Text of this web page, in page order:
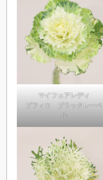
マイフェアレディ
ブフィエ ブラックレーベ
ル